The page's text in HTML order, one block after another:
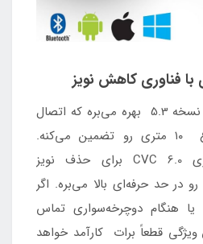
فناوری کاهش نویز
این هندزفری از بلوتوث نسخه 5.3 بهره می‌بره که اتصال
سریع و پایدار تا شعاع ۱۰ متری رو تضمین می‌کنه.
همچنین وجود تکنولوژی CVC 6.0 برای حذف نویز
در حد حرفه‌ای بالا می‌بره. اگر
هنگام دوچرخه‌سواری تماس
ویژگی قطعاً برات کارآمد خواهد